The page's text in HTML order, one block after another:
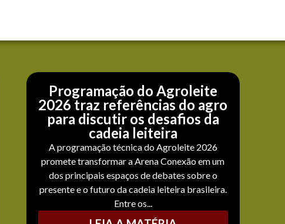
Programação do Agroleite
2026 traz referências do agro
para discutir os desafios da
cadeia leiteira
A programação técnica do Agroleite 2026
promete transformar a Arena Conexão em um
dos principais espaços de debates sobre o
presente e o futuro da cadeia leiteira brasileira.
Entre os...